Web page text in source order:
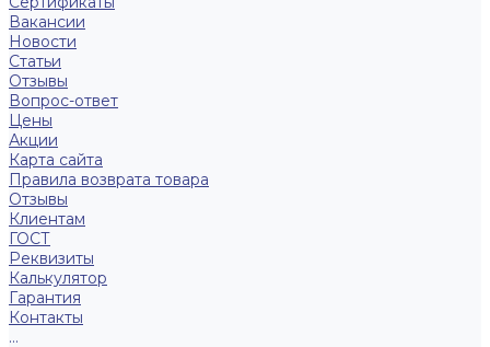
Вакансии
Новости
Статьи
Отзывы
Вопрос-ответ
Цены
Акции
Карта сайта
Правила возврата товара
Отзывы
Клиентам
ГОСТ
Реквизиты
Калькулятор
Гарантия
Контакты
...